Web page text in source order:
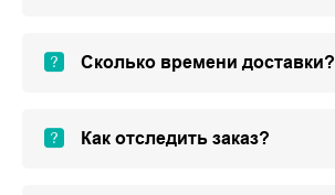
Сколько времени доставки?
Как отследить заказ?